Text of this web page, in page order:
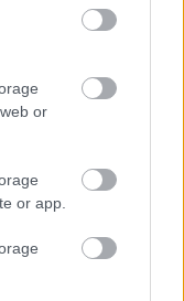
or
or app.
ad
egy kísérlet
a jövőben az új
meg fogja
a párbeszédre.